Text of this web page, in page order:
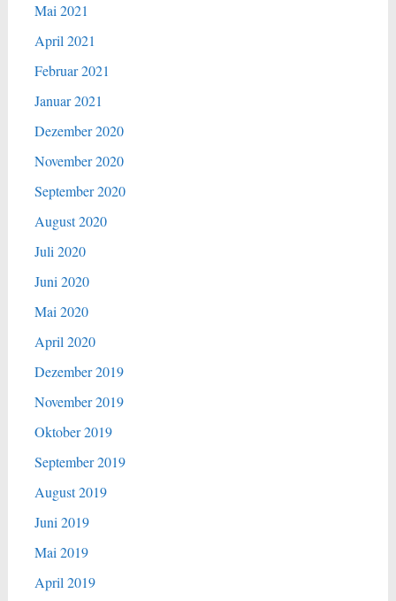
Mai 2021
April 2021
Februar 2021
Januar 2021
Dezember 2020
November 2020
September 2020
August 2020
Juli 2020
Juni 2020
Mai 2020
April 2020
Dezember 2019
November 2019
Oktober 2019
September 2019
August 2019
Juni 2019
Mai 2019
April 2019